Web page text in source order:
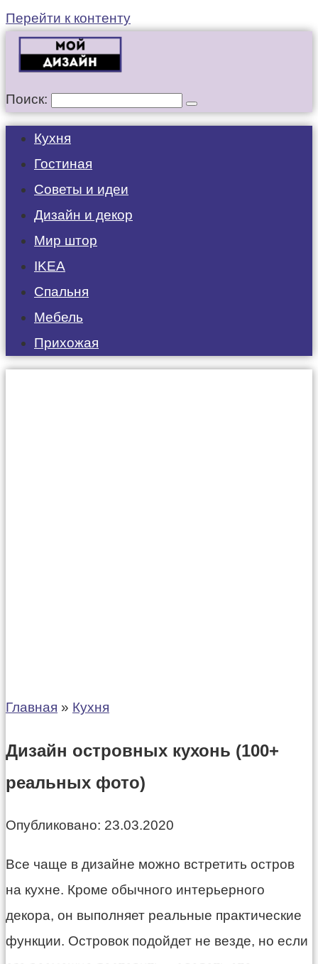
Перейти к контенту
Поиск:
Кухня
Гостиная
Советы и идеи
Дизайн и декор
Мир штор
IKEA
Спальня
Мебель
Прихожая
Главная » Кухня
Дизайн островных кухонь (100+
реальных фото)
Опубликовано: 23.03.2020
Все чаще в дизайне можно встретить остров
на кухне. Кроме обычного интерьерного
декора, он выполняет реальные практические
функции. Островок подойдет не везде, но если